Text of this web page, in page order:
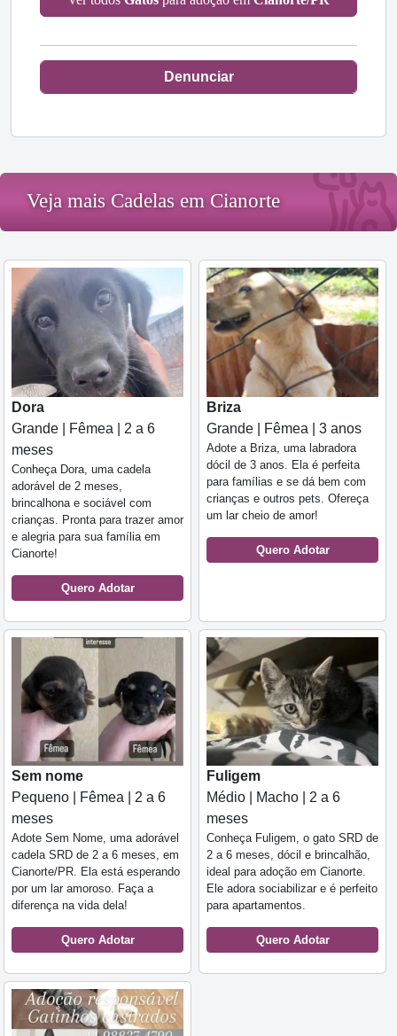
Denunciar
Veja mais Cadelas em Cianorte
Dora
Grande | Fêmea | 2 a 6
meses
Conheça Dora, uma cadela
adorável de 2 meses,
brincalhona e sociável com
crianças. Pronta para trazer amor
e alegria para sua família em
Cianorte!
Quero Adotar
Briza
Grande | Fêmea | 3 anos
Adote a Briza, uma labradora
dócil de 3 anos. Ela é perfeita
para famílias e se dá bem com
crianças e outros pets. Ofereça
um lar cheio de amor!
Quero Adotar
Sem nome
Pequeno | Fêmea | 2 a 6
meses
Adote Sem Nome, uma adorável
cadela SRD de 2 a 6 meses, em
Cianorte/PR. Ela está esperando
por um lar amoroso. Faça a
diferença na vida dela!
Quero Adotar
Fuligem
Médio | Macho | 2 a 6
meses
Conheça Fuligem, o gato SRD de
2 a 6 meses, dócil e brincalhão,
ideal para adoção em Cianorte.
Ele adora sociabilizar e é perfeito
para apartamentos.
Quero Adotar